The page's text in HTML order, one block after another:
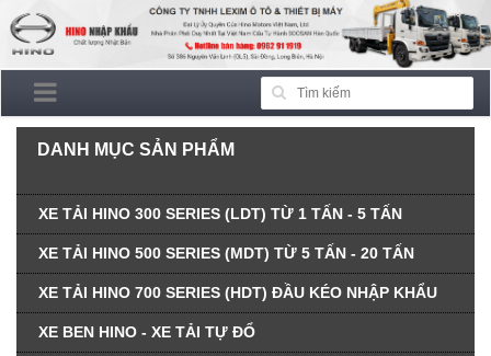
DANH MỤC SẢN PHẨM
XE TẢI HINO 300 SERIES (LDT) TỪ 1 TẤN - 5 TẤN
XE TẢI HINO 500 SERIES (MDT) TỪ 5 TẤN - 20 TẤN
XE TẢI HINO 700 SERIES (HDT) ĐẦU KÉO NHẬP KHẨU
XE BEN HINO - XE TẢI TỰ ĐỔ